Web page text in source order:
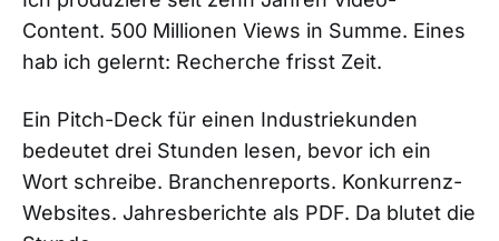
Content. 500 Millionen Views in Summe. Eines
hab ich gelernt: Recherche frisst Zeit.
Ein Pitch-Deck für einen Industriekunden
bedeutet drei Stunden lesen, bevor ich ein
Wort schreibe. Branchenreports. Konkurrenz-
Websites. Jahresberichte als PDF. Da blutet die